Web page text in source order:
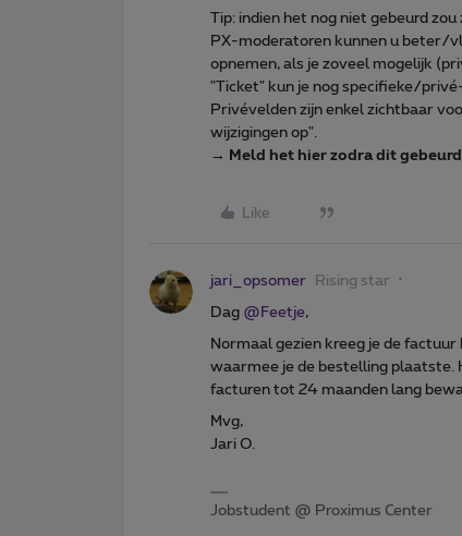
Tip: indien het nog niet gebeurd zou
PX-moderatoren kunnen u beter/
opnemen, als je zoveel mogelijk
"Ticket" kun je nog specifieke/
Privévelden zijn enkel zichtbaar
wijzigingen op".
→
Meld het hier zodra dit
Like
jari_opsomer Rising star
Dag ​ @Feetje,
Normaal gezien kreeg je de
waarmee je de bestelling plaatste.
facturen tot 24 maanden lang
Mvg,
Jari O.
Jobstudent @ Proximus Center